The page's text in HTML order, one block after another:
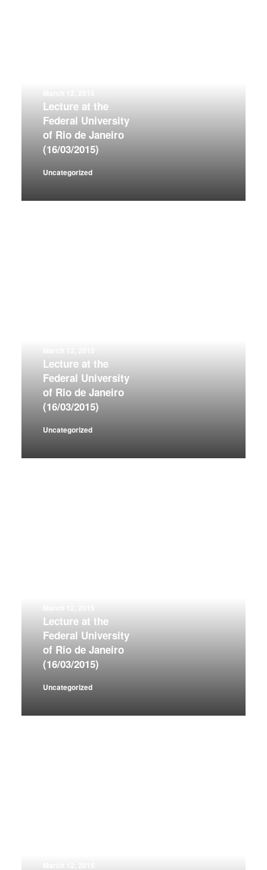
Lecture at the
Federal University
of Rio de Janeiro
(16/03/2015)
Uncategorized
Lecture at the
Federal University
of Rio de Janeiro
(16/03/2015)
Uncategorized
Lecture at the
Federal University
of Rio de Janeiro
(16/03/2015)
Uncategorized